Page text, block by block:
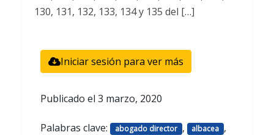
130, 131, 132, 133, 134 y 135 del […]
Iniciar sesión para ver más
Publicado el 3 marzo, 2020
Palabras clave: abogado director , albacea ,